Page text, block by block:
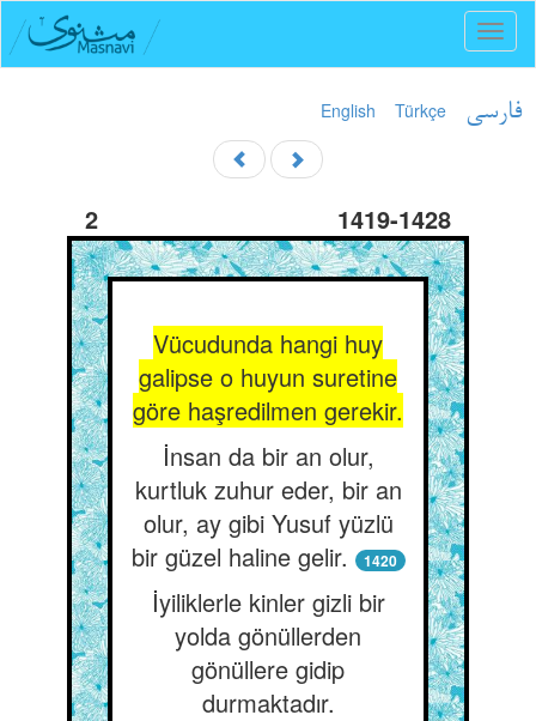
English Türkçe فارسی
2 1419-1428
Vücudunda hangi huy
galipse o huyun suretine
göre haşredilmen gerekir.
İnsan da bir an olur,
kurtluk zuhur eder, bir an
olur, ay gibi Yusuf yüzlü
bir güzel haline gelir.
1420
İyiliklerle kinler gizli bir
yolda gönüllerden
gönüllere gidip
durmaktadır.